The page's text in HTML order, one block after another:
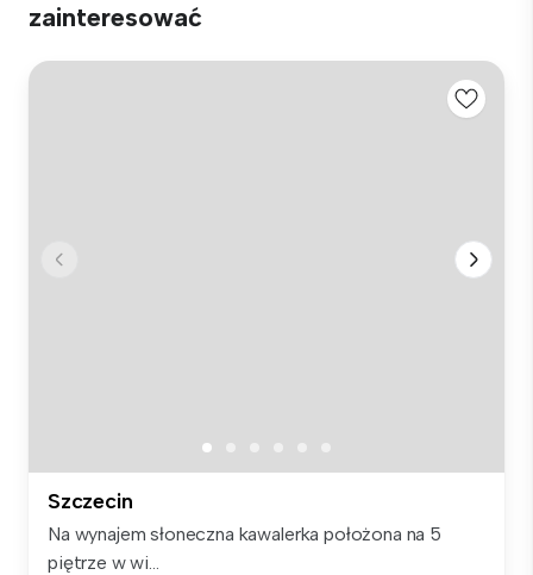
zainteresować
Szczecin
Na wynajem słoneczna kawalerka położona na 5
piętrze w wi...